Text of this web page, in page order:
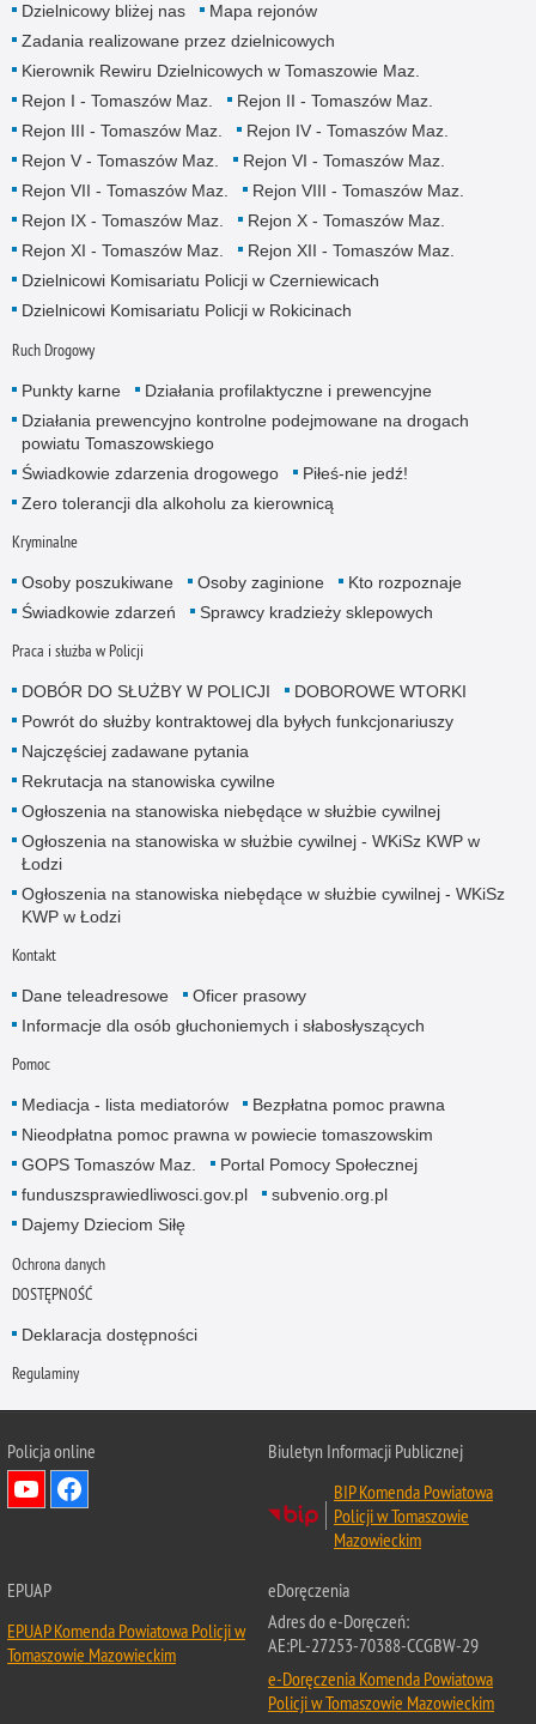
Dzielnicowy bliżej nas
Mapa rejonów
Zadania realizowane przez dzielnicowych
Kierownik Rewiru Dzielnicowych w Tomaszowie Maz.
Rejon I - Tomaszów Maz.
Rejon II - Tomaszów Maz.
Rejon III - Tomaszów Maz.
Rejon IV - Tomaszów Maz.
Rejon V - Tomaszów Maz.
Rejon VI - Tomaszów Maz.
Rejon VII - Tomaszów Maz.
Rejon VIII - Tomaszów Maz.
Rejon IX - Tomaszów Maz.
Rejon X - Tomaszów Maz.
Rejon XI - Tomaszów Maz.
Rejon XII - Tomaszów Maz.
Dzielnicowi Komisariatu Policji w Czerniewicach
Dzielnicowi Komisariatu Policji w Rokicinach
Ruch Drogowy
Punkty karne
Działania profilaktyczne i prewencyjne
Działania prewencyjno kontrolne podejmowane na drogach
powiatu Tomaszowskiego
Świadkowie zdarzenia drogowego
Piłeś-nie jedź!
Zero tolerancji dla alkoholu za kierownicą
Kryminalne
Osoby poszukiwane Osoby zaginione
Kto rozpoznaje
Świadkowie zdarzeń
Sprawcy kradzieży sklepowych
Praca i służba w Policji
DOBÓR DO SŁUŻBY W POLICJI
DOBOROWE WTORKI
Powrót do służby kontraktowej dla byłych funkcjonariuszy
Najczęściej zadawane pytania
Rekrutacja na stanowiska cywilne
Ogłoszenia na stanowiska niebędące w służbie cywilnej
Ogłoszenia na stanowiska w służbie cywilnej - WKiSz KWP w
Łodzi
Ogłoszenia na stanowiska niebędące w służbie cywilnej - WKiSz
KWP w Łodzi
Kontakt
Dane teleadresowe
Oficer prasowy
Informacje dla osób głuchoniemych i słabosłyszących
Pomoc
Mediacja - lista mediatorów
Bezpłatna pomoc prawna
Nieodpłatna pomoc prawna w powiecie tomaszowskim
GOPS Tomaszów Maz.
Portal Pomocy Społecznej
funduszsprawiedliwosci.gov.pl
subvenio.org.pl
Dajemy Dzieciom Siłę
Ochrona danych
DOSTĘPNOŚĆ
Deklaracja dostępności
Regulaminy
Policja online
Biuletyn Informacji Publicznej
BIP Komenda Powiatowa
Policji w Tomaszowie
Mazowieckim
EPUAP
EPUAP Komenda Powiatowa Policji w
Tomaszowie Mazowieckim
eDoręczenia
Adres do e-Doręczeń:
AE:PL-27253-70388-CCGBW-29
e-Doręczenia Komenda Powiatowa
Policji w Tomaszowie Mazowieckim